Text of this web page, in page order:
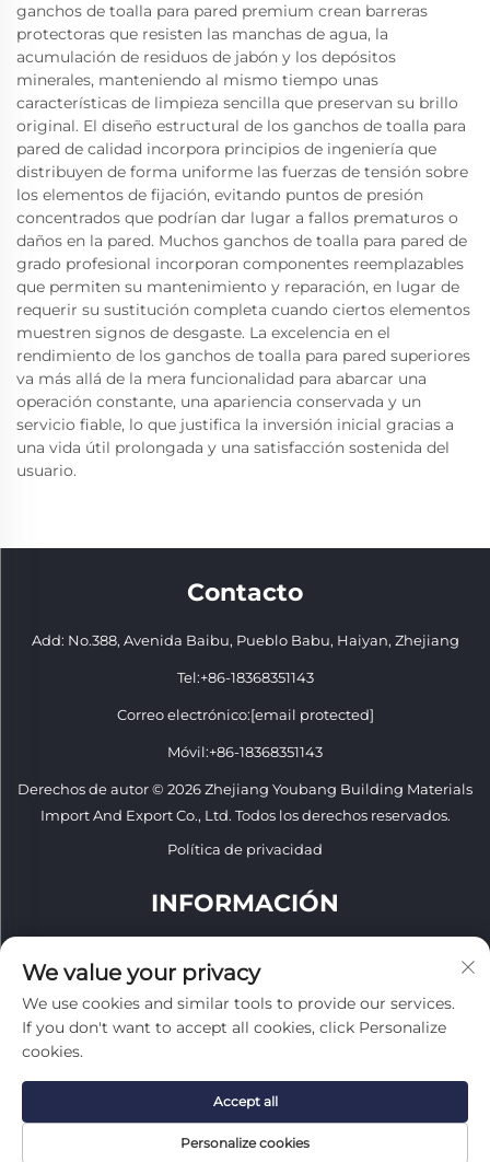
ganchos de toalla para pared premium crean barreras
protectoras que resisten las manchas de agua, la
acumulación de residuos de jabón y los depósitos
minerales, manteniendo al mismo tiempo unas
características de limpieza sencilla que preservan su brillo
original. El diseño estructural de los ganchos de toalla para
pared de calidad incorpora principios de ingeniería que
distribuyen de forma uniforme las fuerzas de tensión sobre
los elementos de fijación, evitando puntos de presión
concentrados que podrían dar lugar a fallos prematuros o
daños en la pared. Muchos ganchos de toalla para pared de
grado profesional incorporan componentes reemplazables
que permiten su mantenimiento y reparación, en lugar de
requerir su sustitución completa cuando ciertos elementos
muestren signos de desgaste. La excelencia en el
rendimiento de los ganchos de toalla para pared superiores
va más allá de la mera funcionalidad para abarcar una
operación constante, una apariencia conservada y un
servicio fiable, lo que justifica la inversión inicial gracias a
una vida útil prolongada y una satisfacción sostenida del
usuario.
Contacto
Add: No.388, Avenida Baibu, Pueblo Babu, Haiyan, Zhejiang
Tel:+86-18368351143
Correo electrónico:[email protected]
Móvil:+86-18368351143
Derechos de autor © 2026 Zhejiang Youbang Building Materials
Import And Export Co., Ltd. Todos los derechos reservados.
Política de privacidad
INFORMACIÓN
We value your privacy
We use cookies and similar tools to provide our services.
If you don't want to accept all cookies, click Personalize
cookies.
Personalize cookies
Accept all